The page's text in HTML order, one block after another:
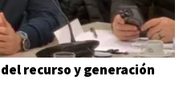
recurso y generación